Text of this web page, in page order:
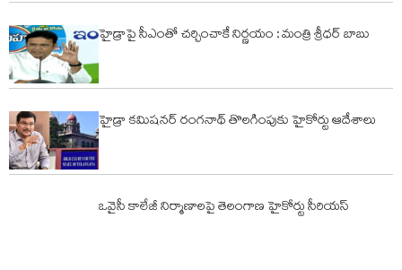
హైడ్రాపై సీఎంతో చర్చించాకే నిర్ణయం : మంత్రి శ్రీధర్ బాబు
హైడ్రా కమిషనర్ రంగనాథ్ తొలగింపుకు హైకోర్టు ఆదేశాలు
ఒవైసీ కాలేజీ నిర్మాణాలపై తెలంగాణ హైకోర్టు సీరియస్